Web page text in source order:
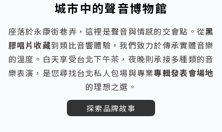
城市中的聲音博物館
座落於永康街巷弄，這裡是聲音與情感的交會點。從黑
膠唱片收藏到類比音響體驗，我們致力於傳承實體音樂
的溫度。白天享受台北下午茶，夜晚則承接多種類的音
樂表演，是您尋找台北私人包場與專業專輯發表會場地
的理想之選。
探索品牌故事